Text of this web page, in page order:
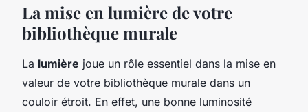
La mise en lumière de votre
bibliothèque murale
La lumière joue un rôle essentiel dans la mise en
valeur de votre bibliothèque murale dans un
couloir étroit. En effet, une bonne luminosité